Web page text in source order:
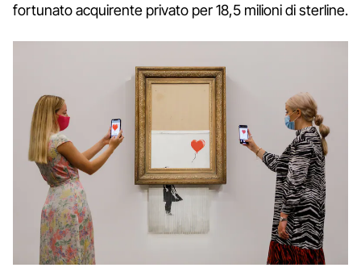
fortunato acquirente privato per 18,5 milioni di sterline.